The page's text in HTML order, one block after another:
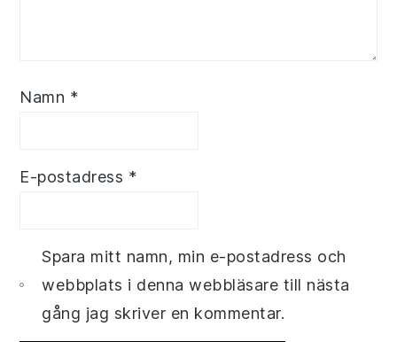
Namn *
E-postadress *
Spara mitt namn, min e-postadress och
webbplats i denna webbläsare till nästa
gång jag skriver en kommentar.